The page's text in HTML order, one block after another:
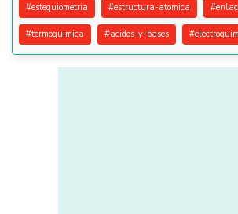
#estequiometria #estructura-atomica #
#termoquimica #acidos-y-bases #